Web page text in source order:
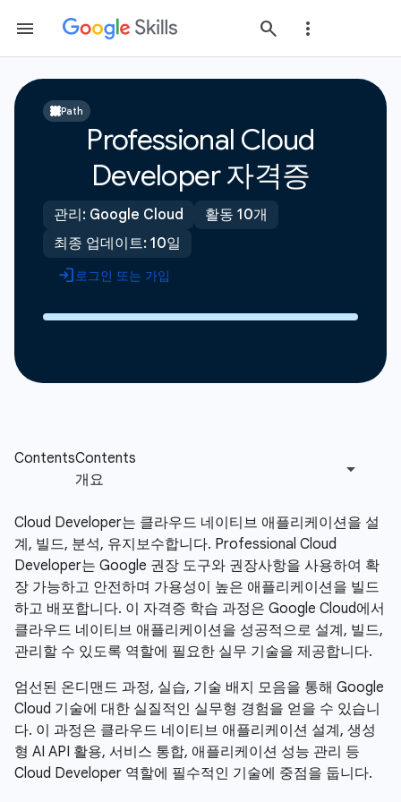
Path
Professional Cloud
Developer 자격증
관리: Google Cloud
활동 10개
최종 업데이트: 10일
로그인 또는 가입
Cloud Developer는 클라우드 네이티브 애플리케이션을 설
계, 빌드, 분석, 유지보수합니다. Professional Cloud
Developer는 Google 권장 도구와 권장사항을 사용하여 확
장 가능하고 안전하며 가용성이 높은 애플리케이션을 빌드
하고 배포합니다. 이 자격증 학습 과정은 Google Cloud에서
클라우드 네이티브 애플리케이션을 성공적으로 설계, 빌드,
관리할 수 있도록 역할에 필요한 실무 기술을 제공합니다.
엄선된 온디맨드 과정, 실습, 기술 배지 모음을 통해 Google
Cloud 기술에 대한 실질적인 실무형 경험을 얻을 수 있습니
다. 이 과정은 클라우드 네이티브 애플리케이션 설계, 생성
형 AI API 활용, 서비스 통합, 애플리케이션 성능 관리 등
Cloud Developer 역할에 필수적인 기술에 중점을 둡니다.